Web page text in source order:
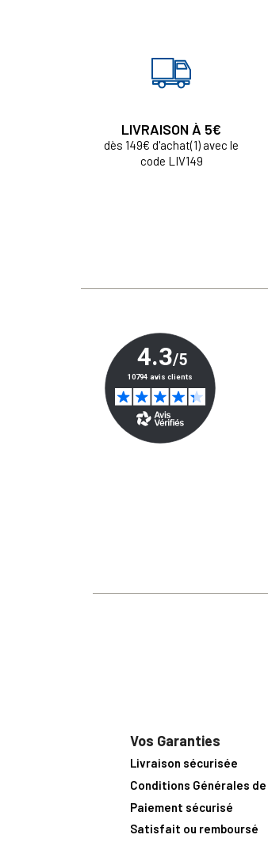
LIVRAISON À 5€
dès 149€ d'achat(1) avec le
code LIV149
Vos Garanties
Livraison sécurisée
Conditions Générales
Paiement sécurisé
Satisfait ou remboursé